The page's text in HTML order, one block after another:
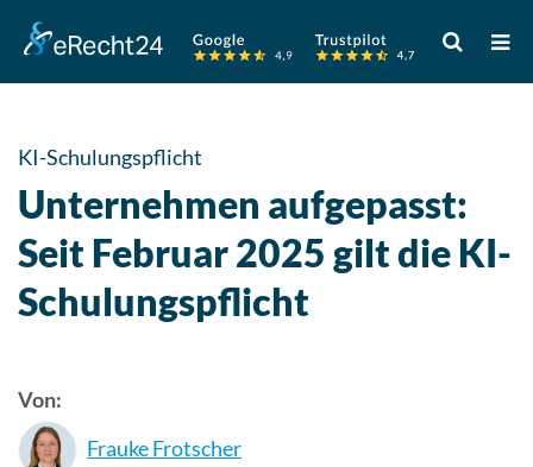
Verwende
die
Pfeile
unten,
um
das
KI-Schulungspflicht
Unternehmen aufgepasst:
Seit Februar 2025 gilt die KI-
Schulungspflicht
Von:
Frauke Frotscher